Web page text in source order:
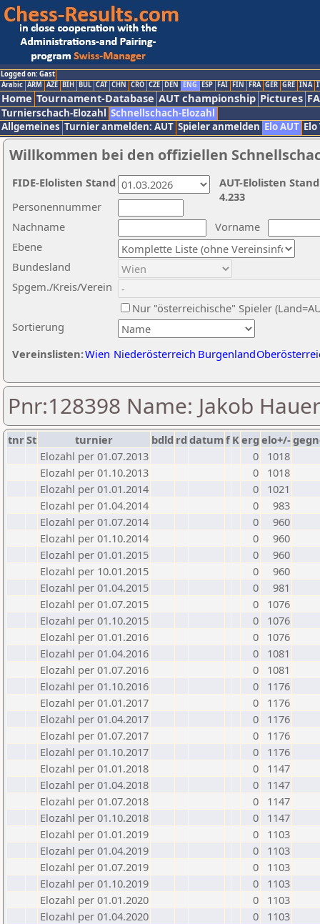
Logged on: Gast
Arabic ARM AZE BIH BUL CAT CHN CRO CZE DEN ENG ESP FAI FIN FRA GER GRE INA
Home Tournament-Database AUT championship Pictures
Turnierschach-Elozahl Schnellschach-Elozahl
Allgemeines Turnier anmelden: AUT Spieler anmelden Elo AUT
Willkommen bei den offiziellen
Nachname
Vorname
Ebene
Sortierung
Personennummer
Bundesland
Spgem./Kreis/Verein
Nur "österreichische" Spieler
Vereinslisten:Wien Niederösterreich Burgenland
AUT-Elolisten
4.233
FIDE-Elolisten Stand
Pnr:128398 Name: Jakob Hauer
tnrSt turnier bdld rd datumf Kerg elo+/-
Elozahl per 01.07.2013
0
1018
Elozahl per 01.10.2013
0
1018
Elozahl per 01.01.2014
0
1021
Elozahl per 01.04.2014
0
983
Elozahl per 01.07.2014
0
960
Elozahl per 01.10.2014
0
960
Elozahl per 01.01.2015
0
960
Elozahl per 10.01.2015
0
960
Elozahl per 01.04.2015
0
981
Elozahl per 01.07.2015
0
1076
Elozahl per 01.10.2015
0
1076
Elozahl per 01.01.2016
0
1076
Elozahl per 01.04.2016
0
1081
Elozahl per 01.07.2016
0
1081
Elozahl per 01.10.2016
0
1176
Elozahl per 01.01.2017
0
1176
Elozahl per 01.04.2017
0
1176
Elozahl per 01.07.2017
0
1176
Elozahl per 01.10.2017
0
1176
Elozahl per 01.01.2018
0
1147
Elozahl per 01.04.2018
0
1147
Elozahl per 01.07.2018
0
1147
Elozahl per 01.10.2018
0
1147
Elozahl per 01.01.2019
0
1103
Elozahl per 01.04.2019
0
1103
Elozahl per 01.07.2019
0
1103
Elozahl per 01.10.2019
0
1103
Elozahl per 01.01.2020
0
1103
Elozahl per 01.04.2020
0
1103